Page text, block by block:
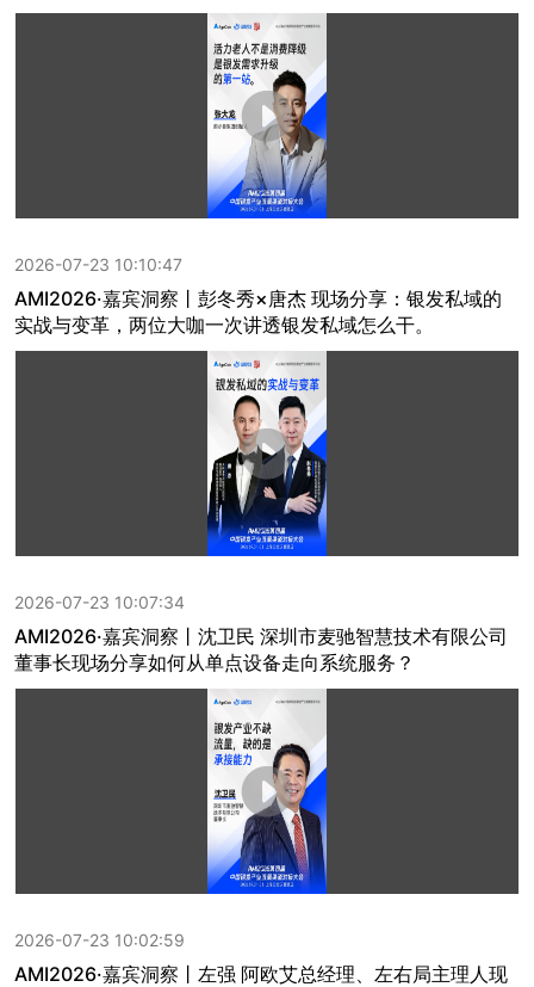
2026-07-23 10:10:47
AMI2026·嘉宾洞察丨彭冬秀×唐杰 现场分享：银发私域的
实战与变革，两位大咖一次讲透银发私域怎么干。
2026-07-23 10:07:34
AMI2026·嘉宾洞察丨沈卫民 深圳市麦驰智慧技术有限公司
董事长现场分享如何从单点设备走向系统服务？
2026-07-23 10:02:59
AMI2026·嘉宾洞察丨左强 阿欧艾总经理、左右局主理人现